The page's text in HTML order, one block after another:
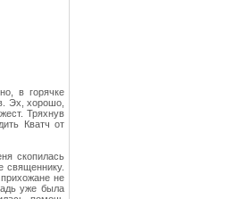
в горячке
Эх, хорошо,
Тряхнув
Кватч от
скопилась
священнику.
не
уже была